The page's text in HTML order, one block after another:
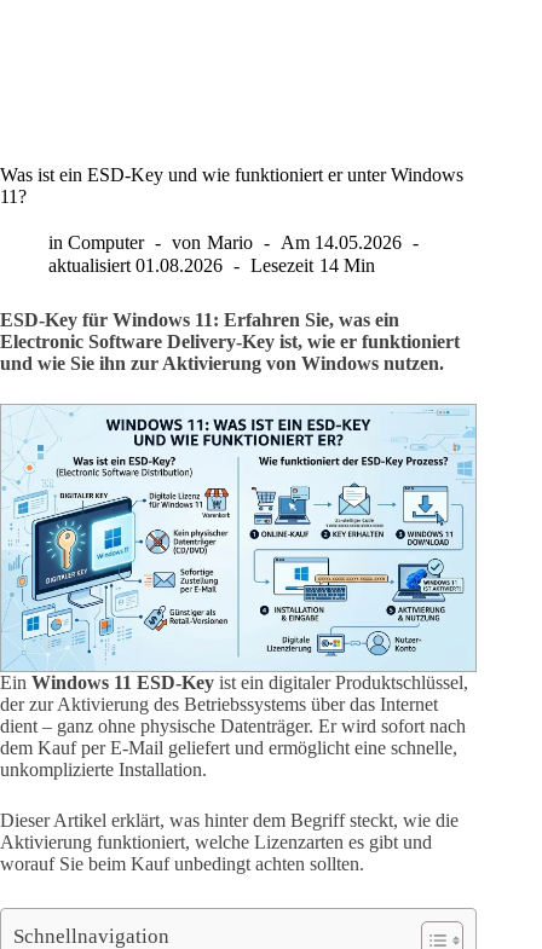
Was ist ein ESD-Key und wie funktioniert er unter Windows
11?
in Computer von Mario Am 14.05.2026
aktualisiert 01.08.2026 Lesezeit 14 Min
ESD-Key für Windows 11: Erfahren Sie, was ein
Electronic Software Delivery-Key ist, wie er funktioniert
und wie Sie ihn zur Aktivierung von Windows nutzen.
Ein Windows 11 ESD-Key ist ein digitaler Produktschlüssel,
der zur Aktivierung des Betriebssystems über das Internet
dient – ganz ohne physische Datenträger. Er wird sofort nach
dem Kauf per E-Mail geliefert und ermöglicht eine schnelle,
unkomplizierte Installation.
Dieser Artikel erklärt, was hinter dem Begriff steckt, wie die
Aktivierung funktioniert, welche Lizenzarten es gibt und
worauf Sie beim Kauf unbedingt achten sollten.
Schnellnavigation